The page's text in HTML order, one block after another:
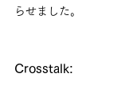
らせました。
Crosstalk: